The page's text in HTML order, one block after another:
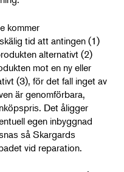
kommer
tid att antingen (1)
alternativt (2)
mot en ny eller
(3), för det fall inget av
är genomförbara,
Det åligger
egen inbyggnad
så Skargards
vid reparation.